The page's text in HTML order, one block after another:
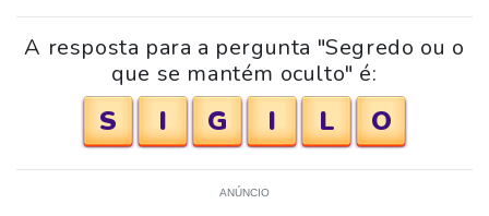
A resposta para a pergunta "Segredo ou o
que se mantém oculto" é:
S I G I L O
ANÚNCIO